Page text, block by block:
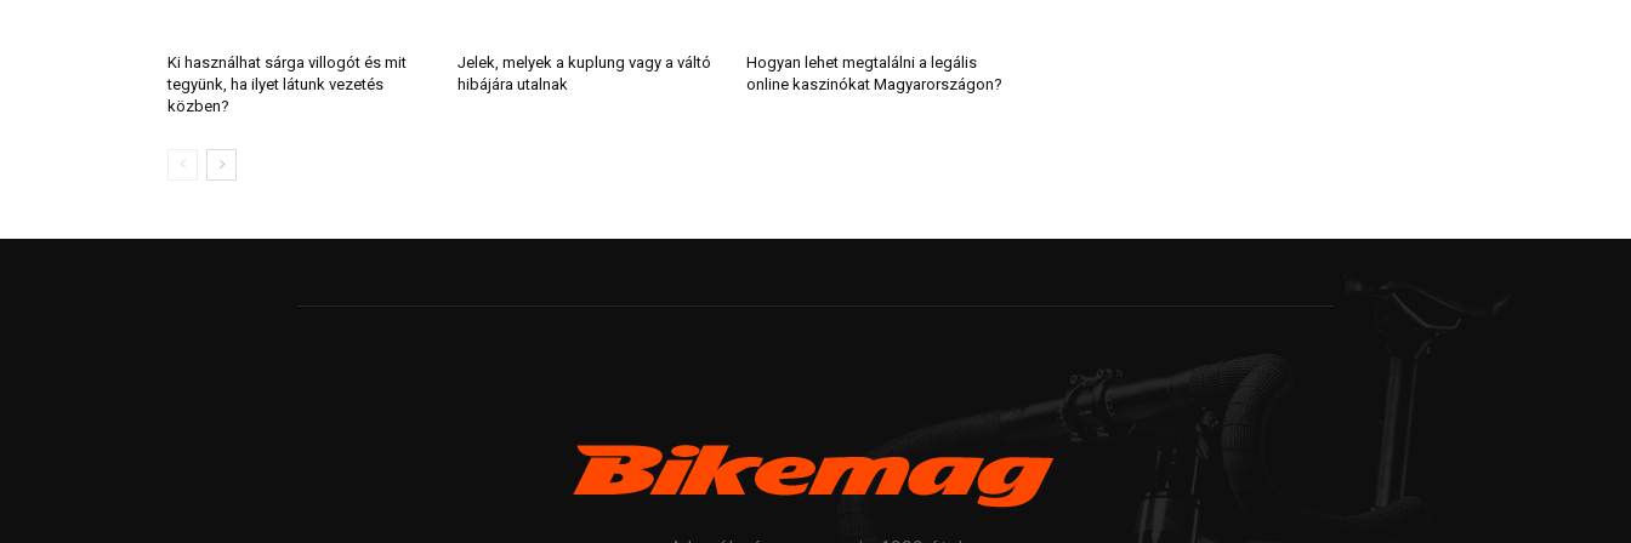
Ki használhat sárga villogót és mit
tegyünk, ha ilyet látunk vezetés
közben?
Jelek, melyek a kuplung vagy a váltó
hibájára utalnak
Hogyan lehet megtalálni a legális
online kaszinókat Magyarországon?